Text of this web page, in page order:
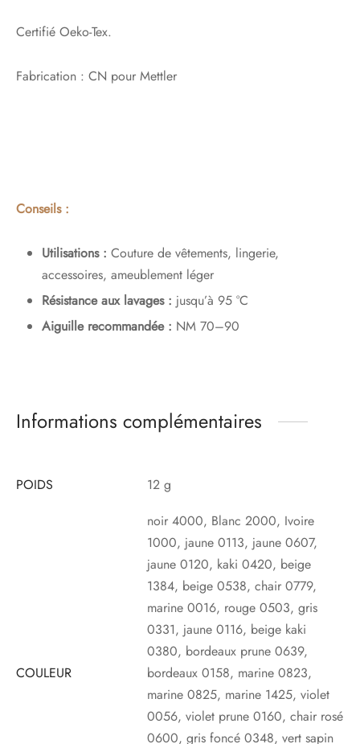
Certifié Oeko-Tex.
Fabrication : CN pour Mettler
Conseils :
Utilisations : Couture de vêtements, lingerie,
accessoires, ameublement léger
Résistance aux lavages : jusqu’à 95 °C
Aiguille recommandée : NM 70–90
Informations complémentaires
POIDS 12 g
COULEUR
noir 4000, Blanc 2000, Ivoire
1000, jaune 0113, jaune 0607,
jaune 0120, kaki 0420, beige
1384, beige 0538, chair 0779,
marine 0016, rouge 0503, gris
0331, jaune 0116, beige kaki
0380, bordeaux prune 0639,
bordeaux 0158, marine 0823,
marine 0825, marine 1425, violet
0056, violet prune 0160, chair rosé
0600, gris foncé 0348, vert sapin